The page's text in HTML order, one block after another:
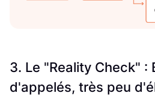
3. Le "Reality Check" :
d'appelés, très peu